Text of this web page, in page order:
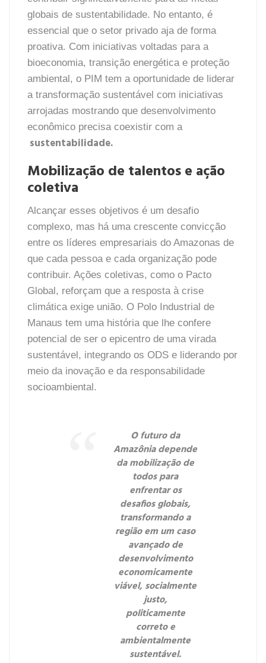
globais de sustentabilidade. No entanto, é
essencial que o setor privado aja de forma
proativa. Com iniciativas voltadas para a
bioeconomia, transição energética e proteção
ambiental, o PIM tem a oportunidade de liderar
a transformação sustentável com iniciativas
arrojadas mostrando que desenvolvimento
econômico precisa coexistir com a
sustentabilidade.
Mobilização de talentos e ação
coletiva
Alcançar esses objetivos é um desafio
complexo, mas há uma crescente convicção
entre os líderes empresariais do Amazonas de
que cada pessoa e cada organização pode
contribuir. Ações coletivas, como o Pacto
Global, reforçam que a resposta à crise
climática exige união. O Polo Industrial de
Manaus tem uma história que lhe confere
potencial de ser o epicentro de uma virada
sustentável, integrando os ODS e liderando por
meio da inovação e da responsabilidade
socioambiental.
O futuro da
Amazônia depende
da mobilização de
todos para
enfrentar os
desafios globais,
transformando a
região em um caso
avançado de
desenvolvimento
economicamente
viável, socialmente
justo,
politicamente
correto e
ambientalmente
sustentável.